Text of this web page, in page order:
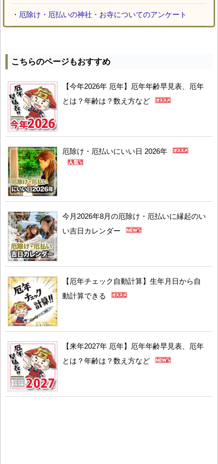
・ 厄除け・厄払いの神社・お寺についてのアンケート
こちらのページもおすすめ
【今年2026年 厄年】厄年年齢早見表、厄年
とは？年齢は？数え方など
厄除け・厄払いにいい日 2026年
今月2026年8月の厄除け・厄払いに縁起のい
い吉日カレンダー
【厄年チェック自動計算】生年月日から自
動計算できる
【来年2027年 厄年】厄年年齢早見表、厄年
とは？年齢は？数え方など